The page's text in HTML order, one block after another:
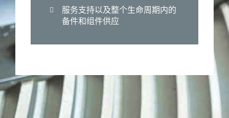
服务支持以及整个生命周期内的
备件和组件供应